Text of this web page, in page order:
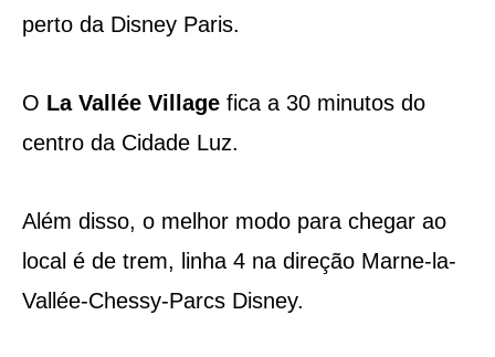
perto da Disney Paris.
O La Vallée Villagefica a 30 minutos do
centro da Cidade Luz.
Além disso, o melhor modo para chegar ao
local é de trem, linha 4 na direção Marne-la-
Vallée-Chessy-Parcs Disney.